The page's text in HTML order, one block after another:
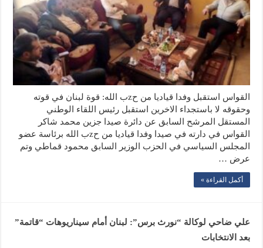
القواس استقبل وفدا قياديا من حzب الله: قوة لبنان في قوته
وحقوقه لا باستجداء الاخرين استقبل رئيس اللقاء الوطني
المستقل المرشح السابق عن دائرة صيدا جزين محمد شاكر
القواس في دارته في صيدا وفدا قياديا من حzب الله برئاسة عضو
المجلس السياسي في الحزب الوزير السابق محمود قماطي وتم
عرض …
أكمل القراءة »
علي ضاحي لوكالة “نورث برس”: لبنان أمام سيناريوهات “قاتمة”
بعد الانتخابات